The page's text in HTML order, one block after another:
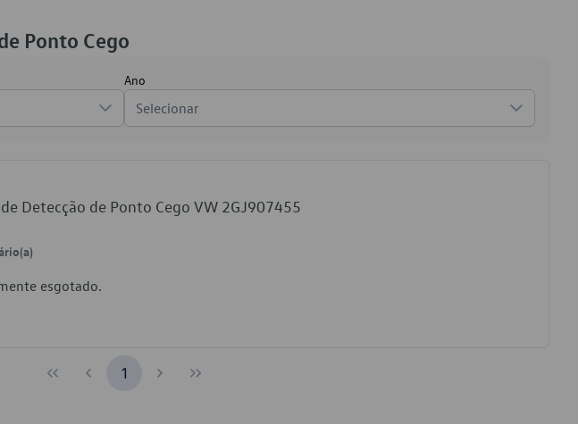
Ponto Cego
Ano
Selecionar
Detecção de Ponto Cego VW 2GJ907455
esgotado.
1